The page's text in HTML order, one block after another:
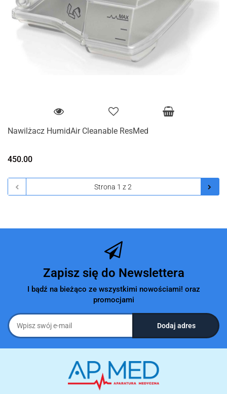
Nawilżacz HumidAir Cleanable ResMed
450.00
Zapisz się do Newslettera
I bądź na bieżąco ze wszystkimi nowościami! oraz
promocjami